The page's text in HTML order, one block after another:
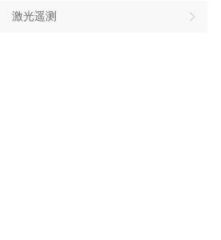
激光遥测